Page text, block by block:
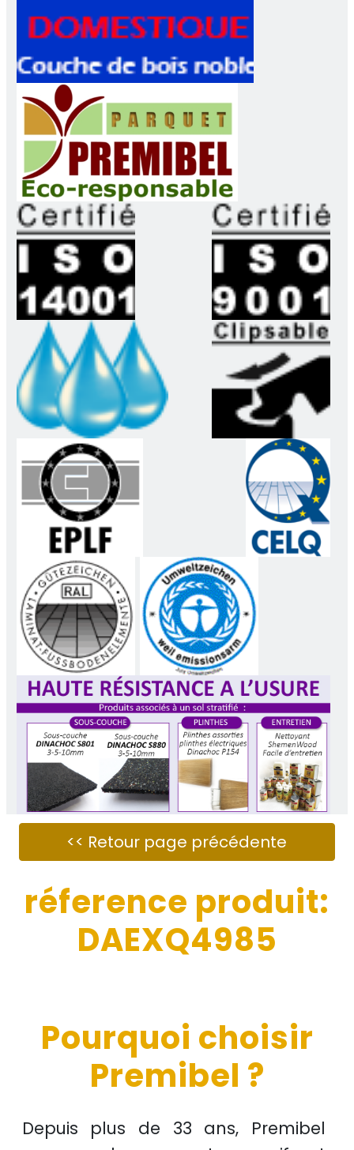
réference produit:
DAEXQ4985
Pourquoi choisir
Premibel ?
Depuis plus de 33 ans, Premibel